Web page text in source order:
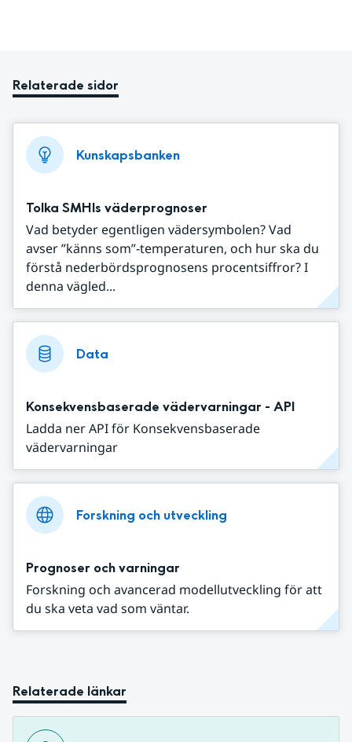
Relaterade sidor
Kunskapsbanken
Tolka SMHIs väderprognoser
Vad betyder egentligen vädersymbolen? Vad
avser ”känns som”-temperaturen, och hur ska du
förstå nederbördsprognosens procentsiffror? I
denna vägled...
Data
Konsekvensbaserade vädervarningar - API
Ladda ner API för Konsekvensbaserade
vädervarningar
Forskning och utveckling
Prognoser och varningar
Forskning och avancerad modellutveckling för att
du ska veta vad som väntar.
Relaterade länkar